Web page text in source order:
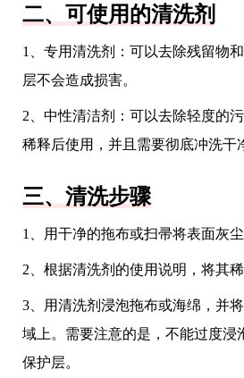
二、可使用的清洗剂
1、专用清洗剂：可以去除残留物
层不会造成损害。
2、中性清洁剂：可以去除轻度的
稀释后使用，并且需要彻底冲洗干
三、清洗步骤
1、用干净的拖布或扫帚将表面灰
2、根据清洗剂的使用说明，将其
3、用清洗剂浸泡拖布或海绵，并
域上。需要注意的是，不能过度浸
保护层。